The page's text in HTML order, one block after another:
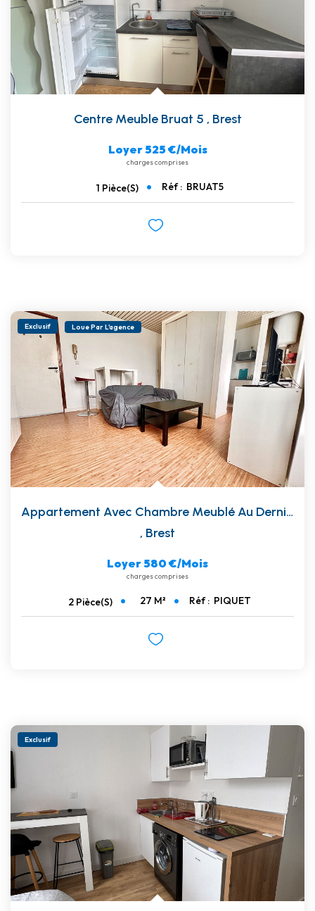
Centre Meuble Bruat 5 , Brest
Loyer 525 €/mois
charges comprises
1 Pièce(s) Réf : BRUAT5
Exclusif Loue Par L'agence
Appartement Avec Chambre Meublé Au Dernier Étage
, Brest
Loyer 580 €/mois
charges comprises
2 Pièce(s) 27 M² Réf : PIQUET
Exclusif